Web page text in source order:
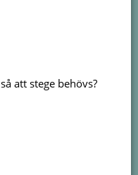
att stege behövs?